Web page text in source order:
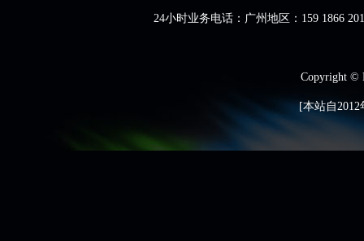
24小时业务电话：广州地区：159 1866
Copyright ©
[本站自2012